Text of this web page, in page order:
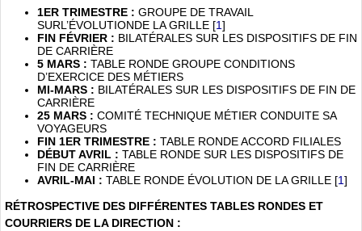
1ER TRIMESTRE : GROUPE DE TRAVAIL
SURL’ÉVOLUTIONDE LA GRILLE [1]
FIN FÉVRIER : BILATÉRALES SUR LES DISPOSITIFS DE FIN
DE CARRIÈRE
5 MARS : TABLE RONDE GROUPE CONDITIONS
D’EXERCICE DES MÉTIERS
MI-MARS : BILATÉRALES SUR LES DISPOSITIFS DE FIN DE
CARRIÈRE
25 MARS : COMITÉ TECHNIQUE MÉTIER CONDUITE SA
VOYAGEURS
FIN 1ER TRIMESTRE : TABLE RONDE ACCORD FILIALES
DÉBUT AVRIL : TABLE RONDE SUR LES DISPOSITIFS DE
FIN DE CARRIÈRE
AVRIL-MAI : TABLE RONDE ÉVOLUTION DE LA GRILLE [1]
RÉTROSPECTIVE DES DIFFÉRENTES TABLES RONDES ET
COURRIERS DE LA DIRECTION :